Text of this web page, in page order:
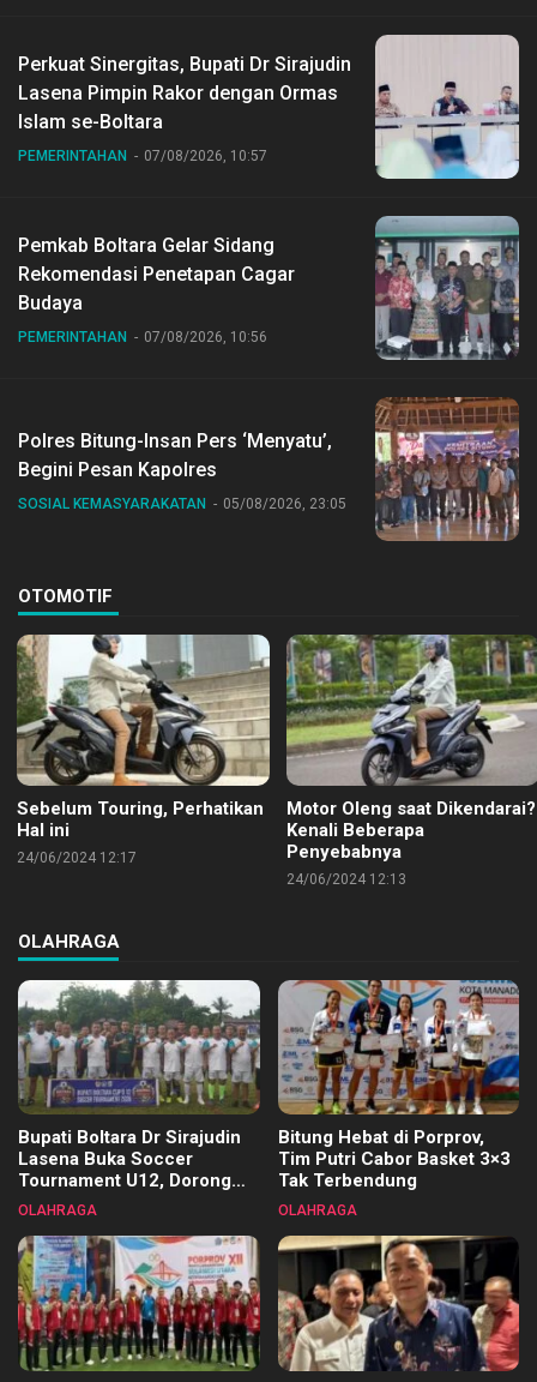
Perkuat Sinergitas, Bupati Dr Sirajudin
Lasena Pimpin Rakor dengan Ormas
Islam se-Boltara
PEMERINTAHAN 07/08/2026, 10:57
Pemkab Boltara Gelar Sidang
Rekomendasi Penetapan Cagar
Budaya
PEMERINTAHAN 07/08/2026, 10:56
Polres Bitung-Insan Pers ‘Menyatu’,
Begini Pesan Kapolres
SOSIAL KEMASYARAKATAN 05/08/2026, 23:05
OTOMOTIF
Sebelum Touring, Perhatikan
Hal ini
24/06/2024 12:17
Motor Oleng saat Dikendarai?
Kenali Beberapa
Penyebabnya
24/06/2024 12:13
OLAHRAGA
Bupati Boltara Dr Sirajudin
Lasena Buka Soccer
Tournament U12, Dorong
Pembinaan Merata di Setiap
OLAHRAGA
Bitung Hebat di Porprov,
Tim Putri Cabor Basket 3×3
Tak Terbendung
OLAHRAGA